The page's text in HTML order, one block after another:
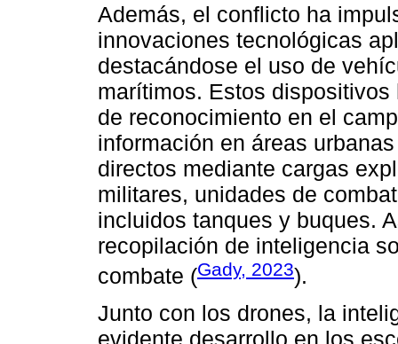
Además, el conflicto ha
innovaciones tecnológicas
destacándose el uso de
marítimos. Estos
de reconocimiento en el
información en áreas
directos mediante cargas
militares, unidades de
incluidos tanques y buques.
recopilación de inteligencia
combate (Gady, 2023).
Junto con los drones, la
evidente desarrollo en los